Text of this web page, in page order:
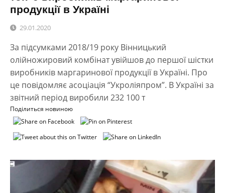
продукції в Україні
29.01.2020
За підсумками 2018/19 року Вінницький
олійножировий комбінат увійшов до першої шістки
виробників маргаринової продукції в Україні. Про
це повідомляє асоціація “Укроліяпром”. В Україні за
звітний період виробили 232 100 т
Поділиться новиною